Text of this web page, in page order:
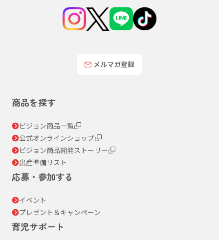
メルマガ登録
商品を探す
ピジョン商品一覧
公式オンラインショップ
ピジョン商品開発ストーリー
出産準備リスト
応募・参加する
イベント
プレゼント＆キャンペーン
育児サポート